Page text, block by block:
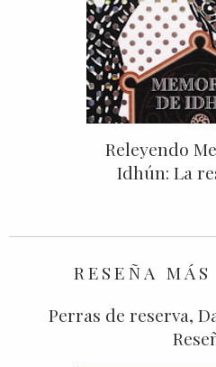
Releyendo
Idhún: La
RESEÑA
Perras de reserva,